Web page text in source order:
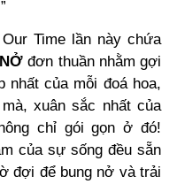
Time lần này chứa
NỞ đơn thuần nhằm gợi
nhất của mỗi đoá hoa,
xuân sắc nhất của
chỉ gói gọn ở đó!
của sự sống đều sẵn
đợi để bung nở và trải